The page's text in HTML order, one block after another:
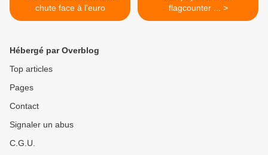
chute face à l'euro
flagcounter ... >
Hébergé par Overblog
Top articles
Pages
Contact
Signaler un abus
C.G.U.